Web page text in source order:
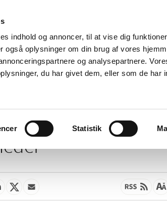
indhold og annoncer, til at vise dig
også oplysninger om din brug af vores
og analysepartnere.
du har givet dem, eller som de har
Statistik
Nyheder Om os
Tilskud og
Apoteker og salg af